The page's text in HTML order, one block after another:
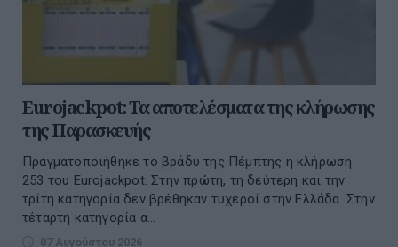
Eurojackpot: Τα αποτελέσματα της κλήρωσης
της Παρασκευής
Πραγματοποιήθηκε το βράδυ της Πέμπτης η κλήρωση
253 του Eurojackpot. Στην πρώτη, τη δεύτερη και την
τρίτη κατηγορία δεν βρέθηκαν τυχεροί στην Ελλάδα. Στην
τέταρτη κατηγορία α...
07 Αυγούστου 2026